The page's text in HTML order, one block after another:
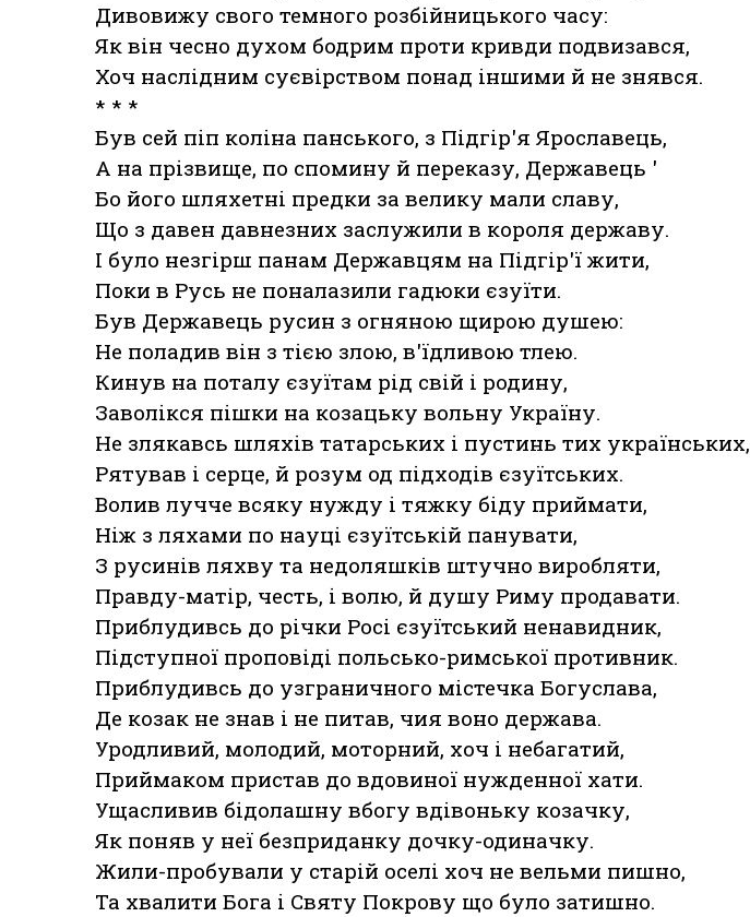
Дивовижу свого темного розбійницького часу:
Як він чесно духом бодрим проти кривди подвизався,
Хоч наслідним суєвірством понад іншими й не знявся.
* * *
Був сей піп коліна панського, з Підгір'я Ярославець,
А на прізвище, по спомину й переказу, Державець '
Бо його шляхетні предки за велику мали славу,
Що з давен давнезних заслужили в короля державу.
І було незгірш панам Державцям на Підгір'ї жити,
Поки в Русь не поналазили гадюки єзуїти.
Був Державець русин з огняною щирою душею:
Не поладив він з тією злою, в'їдливою тлею.
Кинув на поталу єзуїтам рід свій і родину,
Заволікся пішки на козацьку вольну Україну.
Не злякавсь шляхів татарських і пустинь тих українських,
Рятував і серце, й розум од підходів єзуїтських.
Волив лучче всяку нужду і тяжку біду приймати,
Ніж з ляхами по науці єзуїтській панувати,
З русинів ляхву та недоляшків штучно виробляти,
Правду-матір, честь, і волю, й душу Риму продавати.
Приблудивсь до річки Росі єзуїтський ненавидник,
Підступної проповіді польсько-римської противник.
Приблудивсь до узграничного містечка Богуслава,
Де козак не знав і не питав, чия воно держава.
Уродливий, молодий, моторний, хоч і небагатий,
Приймаком пристав до вдовиної нужденної хати.
Ущасливив бідолашну вбогу вдівоньку козачку,
Як поняв у неї безприданку дочку-одиначку.
Жили-пробували у старій оселі хоч не вельми пишно,
Та хвалити Бога і Святу Покрову що було затишно.